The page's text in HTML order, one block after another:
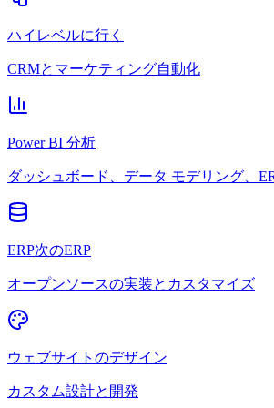
ハイレベルに行く
CRMとマーケティング自動化
Power BI 分析
ダッシュボード、データ モデリング、
ERP次のERP
オープンソースの実装とカスタマイズ
ウェブサイトのデザイン
カスタム設計と開発